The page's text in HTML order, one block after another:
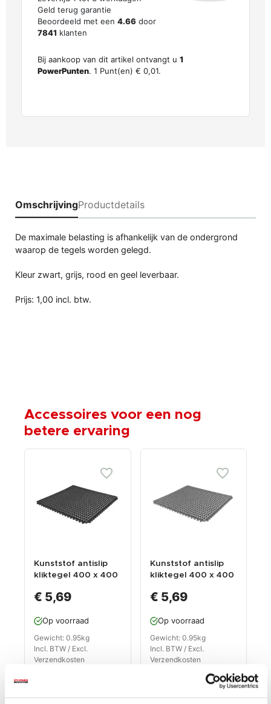
Geld terug garantie
Beoordeeld met een 4.66 door
7841 klanten
Bij aankoop van dit artikel ontvangt u 1
PowerPunten. 1 Punt(en) € 0,01.
OmschrijvingProductdetails
De maximale belasting is afhankelijk van de ondergrond
waarop de tegels worden gelegd.
Kleur zwart, grijs, rood en geel leverbaar.
Prijs: 1,00 incl. btw.
Accessoires voor een nog
betere ervaring
Kunststof antislip
kliktegel 400 x 400
werkplaats tegels –
at kleur zwart.
€ 5,69
Op voorraad
Gewicht: 0.95kg
Incl. BTW / Excl.
Verzendkosten
Kunststof antislip
kliktegel 400 x 400
werkplaats tegels –
at kleur grijs
€ 5,69
Op voorraad
Gewicht: 0.95kg
Incl. BTW / Excl.
Verzendkosten